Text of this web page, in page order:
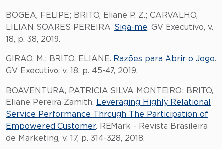
BOGEA, FELIPE; BRITO, Eliane P. Z.; CARVALHO,
LILIAN SOARES PEREIRA. Siga-me. GV Executivo, v.
18, p. 38, 2019.
GIRAO, M.; BRITO, ELIANE. Razões para Abrir o Jogo.
GV Executivo, v. 18, p. 45-47, 2019.
BOAVENTURA, PATRICIA SILVA MONTEIRO; BRITO,
Eliane Pereira Zamith. Leveraging Highly Relational
Service Performance Through The Participation of
Empowered Customer. REMark - Revista Brasileira
de Marketing, v. 17, p. 314-328, 2018.